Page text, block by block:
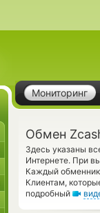
Мониторинг
Обмен
Здесь указаны
Интернете. При
Каждый
Клиентам,
подробный